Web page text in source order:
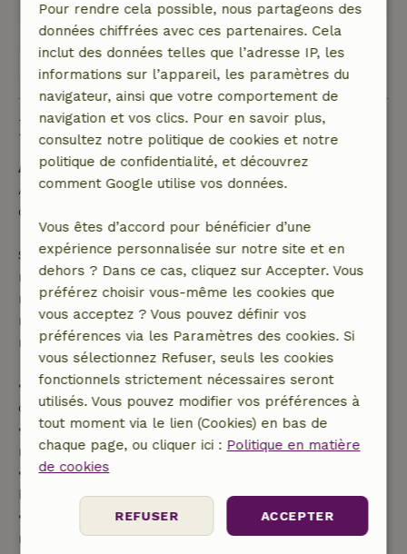
Voir les 67 avis
Bon à savoir
Annulation gratuite dans les 24 heures
Annulation gratuite dans les 24 heures suivant la
confirmation de ta réservation.
Si tu annules dans le délai indiqué, tu as droit à un
remboursement intégral du montant de la
réservation. Passé ce délai, tu recevras un
remboursement partiel du coût du voyage et un
remboursement à 100 % de l'acompte :
• jusqu'à 42 jours avant l'arrivée : remboursement
de 70 %
• entre 42 et 28 jours avant l'arrivée :
remboursement de 40 %
• de 28 jours avant l'arrivée jusqu'au jour de
l'arrivée : remboursement de 10 %
• le jour de l'arrivée ou après : aucun
remboursement
Pour rendre cela possible, nous partageons des
données chiffrées avec ces partenaires. Cela
inclut des données telles que l’adresse IP, les
informations sur l’appareil, les paramètres du
navigateur, ainsi que votre comportement de
navigation et vos clics. Pour en savoir plus,
consultez notre politique de cookies et notre
politique de confidentialité, et découvrez
comment Google utilise vos données.
Vous êtes d’accord pour bénéficier d’une
expérience personnalisée sur notre site et en
dehors ? Dans ce cas, cliquez sur Accepter. Vous
préférez choisir vous-même les cookies que
vous acceptez ? Vous pouvez définir vos
préférences via les Paramètres des cookies. Si
vous sélectionnez Refuser, seuls les cookies
fonctionnels strictement nécessaires seront
utilisés. Vous pouvez modifier vos préférences à
tout moment via le lien (Cookies) en bas de
chaque page, ou cliquer ici : Politique en matière
de cookies
ACCEPTER
REFUSER